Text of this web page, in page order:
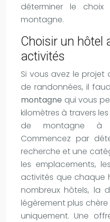
déterminer le
montagne.
Choisir un hôtel
activités
Si vous avez le projet
de randonnées, il
montagne qui vous
kilomètres à travers
de montagne à
Commencez par
recherche et une
les emplacements,
activités que chaque
nombreux hôtels, la
légèrement plus chère
uniquement. Une